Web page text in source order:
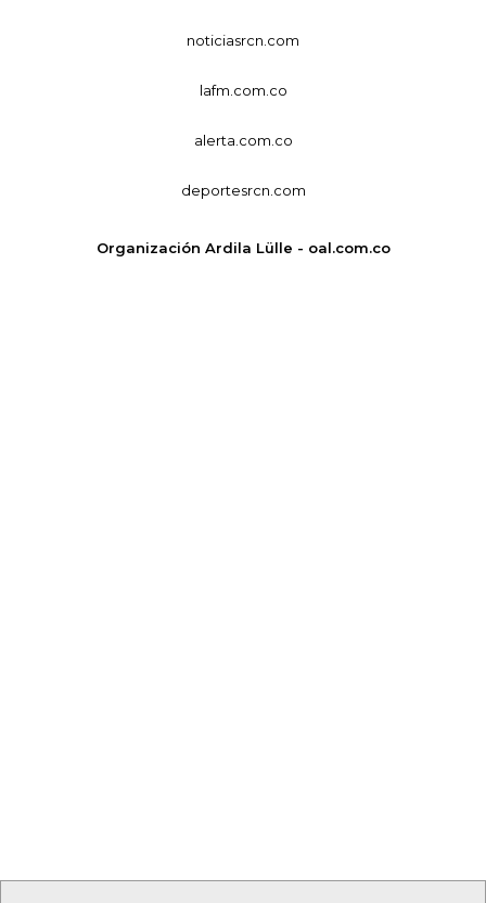
noticiasrcn.com
lafm.com.co
alerta.com.co
deportesrcn.com
Organización Ardila Lülle - oal.com.co